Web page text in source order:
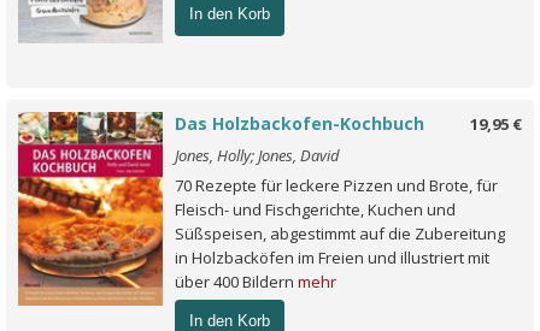
In den Korb
19,95 €
Das Holzbackofen-Kochbuch
Jones, Holly; Jones, David
70 Rezepte für leckere Pizzen und Brote, für
Fleisch- und Fischgerichte, Kuchen und
Süßspeisen, abgestimmt auf die Zubereitung
in Holzbacköfen im Freien und illustriert mit
über 400 Bildern mehr
In den Korb